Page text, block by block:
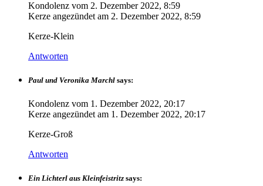
Kondolenz vom 2. Dezember 2022, 8:59
Kerze angezündet am 2. Dezember 2022, 8:59
Kerze-Klein
Antworten
Paul und Veronika Marchl says:
Kondolenz vom 1. Dezember 2022, 20:17
Kerze angezündet am 1. Dezember 2022, 20:17
Kerze-Groß
Antworten
Ein Lichterl aus Kleinfeistritz says: